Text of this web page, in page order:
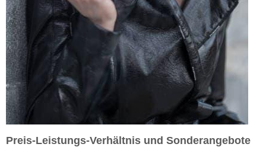
Preis-Leistungs-Verhältnis und Sonderangebote